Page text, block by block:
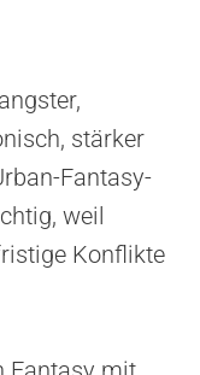
stärker
Fantasy-
weil
Konflikte